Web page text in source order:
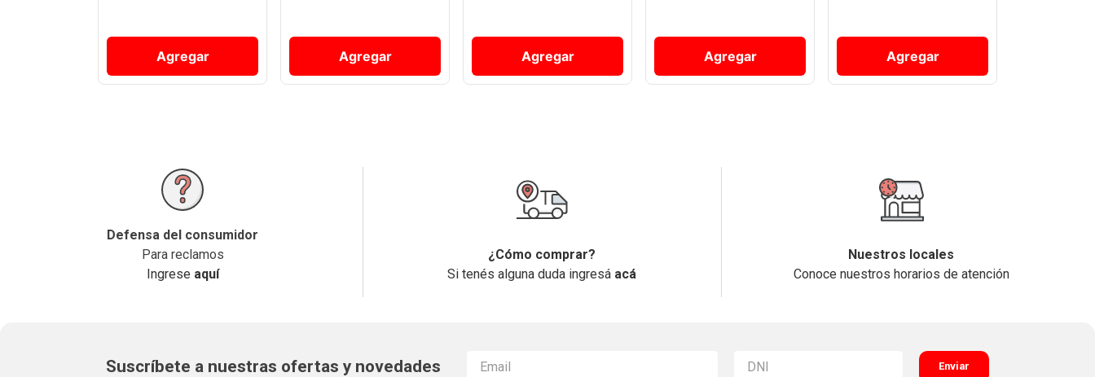
Agregar Agregar Agregar Agregar Agregar
Defensa del consumidor
Para reclamos
Ingrese aquí
¿Cómo comprar?
Si tenés alguna duda ingresá acá
Nuestros locales
Conoce nuestros horarios de atención
Suscríbete a nuestras ofertas y novedades Enviar